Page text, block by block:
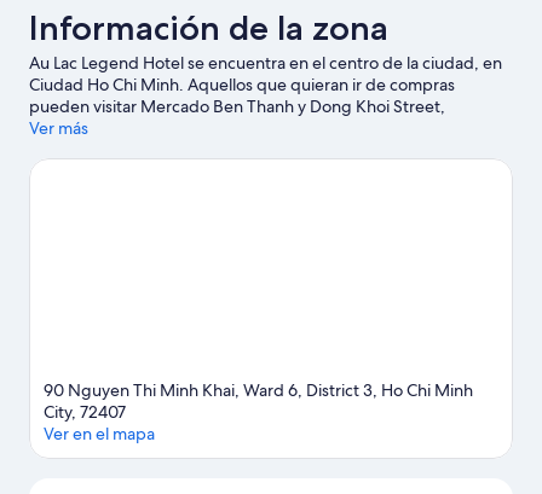
Información de la zona
Au Lac Legend Hotel se encuentra en el centro de la ciudad, en
Ciudad Ho Chi Minh. Aquellos que quieran ir de compras
pueden visitar Mercado Ben Thanh y Dong Khoi Street,
mientras que quienes deseen conocer los puntos de interés más
También vale la pena conocer Parque acuático Dam Sen y
Ver más
90 Nguyen Thi Minh Khai, Ward 6, District 3, Ho Chi Minh
City, 72407
Ver en el mapa